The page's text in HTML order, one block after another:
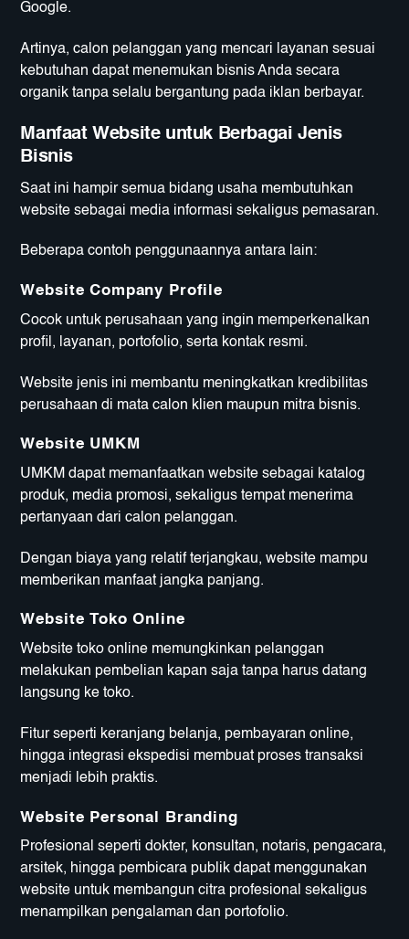
Google.
Artinya, calon pelanggan yang mencari layanan sesuai
kebutuhan dapat menemukan bisnis Anda secara
organik tanpa selalu bergantung pada iklan berbayar.
Manfaat Website untuk Berbagai Jenis
Bisnis
Saat ini hampir semua bidang usaha membutuhkan
website sebagai media informasi sekaligus pemasaran.
Beberapa contoh penggunaannya antara lain:
Website Company Profile
Cocok untuk perusahaan yang ingin memperkenalkan
profil, layanan, portofolio, serta kontak resmi.
Website jenis ini membantu meningkatkan kredibilitas
perusahaan di mata calon klien maupun mitra bisnis.
Website UMKM
UMKM dapat memanfaatkan website sebagai katalog
produk, media promosi, sekaligus tempat menerima
pertanyaan dari calon pelanggan.
Dengan biaya yang relatif terjangkau, website mampu
memberikan manfaat jangka panjang.
Website Toko Online
Website toko online memungkinkan pelanggan
melakukan pembelian kapan saja tanpa harus datang
langsung ke toko.
Fitur seperti keranjang belanja, pembayaran online,
hingga integrasi ekspedisi membuat proses transaksi
menjadi lebih praktis.
Website Personal Branding
Profesional seperti dokter, konsultan, notaris, pengacara,
arsitek, hingga pembicara publik dapat menggunakan
website untuk membangun citra profesional sekaligus
menampilkan pengalaman dan portofolio.